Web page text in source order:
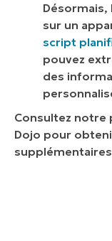
sur un
script
pouvez
des
Consultez notre
Dojo pour